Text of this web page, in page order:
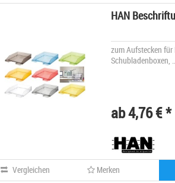
HAN
zum Aufstecken
Schubladenboxen,
ab 4,76 € *
Vergleichen Merken